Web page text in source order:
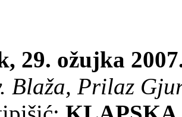
29. ožujka
Blaža, Prilaz